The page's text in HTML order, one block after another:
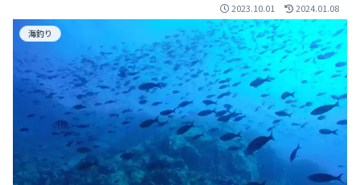
2023.10.01 2024.01.08
海釣り